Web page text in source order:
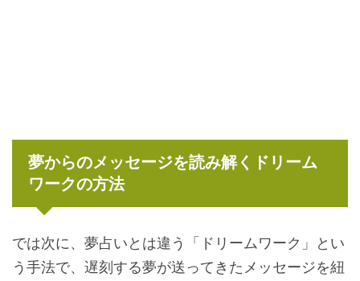
夢からのメッセージを読み解くドリーム
ワークの方法
では次に、夢占いとは違う「ドリームワーク」とい
う手法で、遅刻する夢が送ってきたメッセージを紐